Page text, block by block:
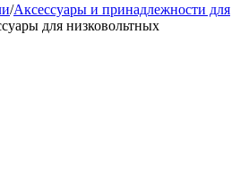
/Аксессуары и принадлежности для
для низковольтных